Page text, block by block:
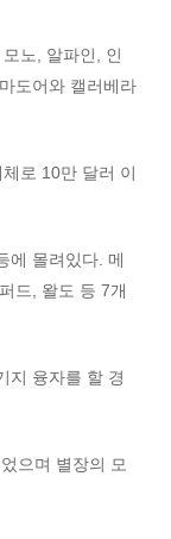
노, 알파인, 인
도어와 캘러베라
로 10만 달러 이
에 몰려있다. 메
드, 왈도 등 7개
지 융자를 할 경
으며 별장의 모